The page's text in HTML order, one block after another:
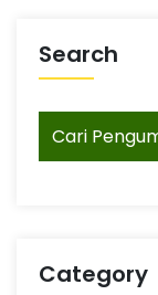
Search
Category